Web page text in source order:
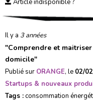
Article indisponible ?
Il y a 3 années
"Comprendre et
domicile"
Publié sur ORANGE, le 02/
Startups & nouveaux
Tags :consommation